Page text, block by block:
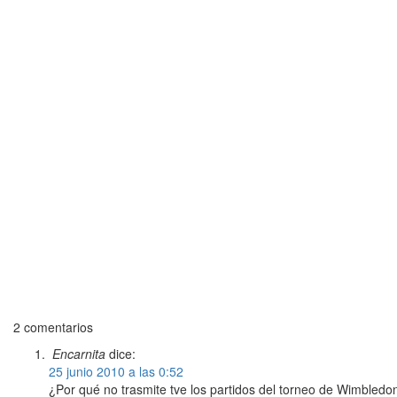
2 comentarios
Encarnita dice:
25 junio 2010 a las 0:52
¿Por qué no trasmite tve los partidos del torneo de